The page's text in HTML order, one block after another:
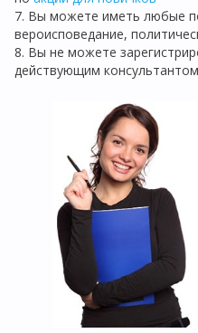
7. Вы можете иметь любые
вероисповедание,
8. Вы не можете
действующим